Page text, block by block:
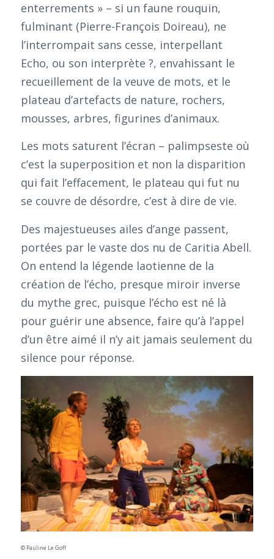
enterrements » – si un faune rouquin,
fulminant (Pierre-François Doireau), ne
l’interrompait sans cesse, interpellant
Echo, ou son interprète ?, envahissant le
recueillement de la veuve de mots, et le
plateau d’artefacts de nature, rochers,
mousses, arbres, figurines d’animaux.
Les mots saturent l’écran – palimpseste où
c’est la superposition et non la disparition
qui fait l’effacement, le plateau qui fut nu
se couvre de désordre, c’est à dire de vie.
Des majestueuses ailes d’ange passent,
portées par le vaste dos nu de Caritia Abell.
On entend la légende laotienne de la
création de l’écho, presque miroir inverse
du mythe grec, puisque l’écho est né là
pour guérir une absence, faire qu’à l’appel
d’un être aimé il n’y ait jamais seulement du
silence pour réponse.
© Pauline Le Goff